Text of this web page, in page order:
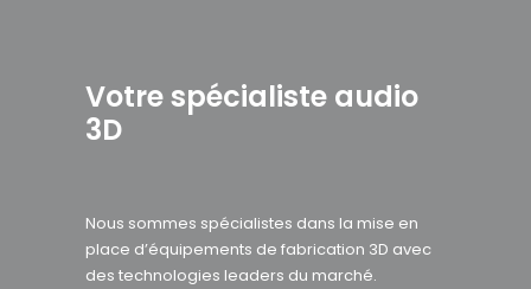
Votre spécialiste audio
3D
Nous sommes spécialistes dans la mise en
place d’équipements de fabrication 3D avec
des technologies leaders du marché.